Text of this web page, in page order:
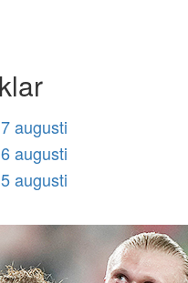
augusti
augusti
augusti